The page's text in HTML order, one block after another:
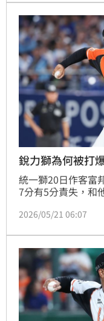
銳力獅為何被打
統一獅20日作客富
7分有5分責失，和
極出棒，也直言他
2026/05/21 06:07